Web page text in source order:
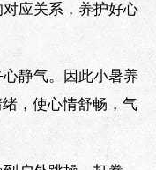
应关系，养护好心
静气。因此小暑养
，使心情舒畅，气